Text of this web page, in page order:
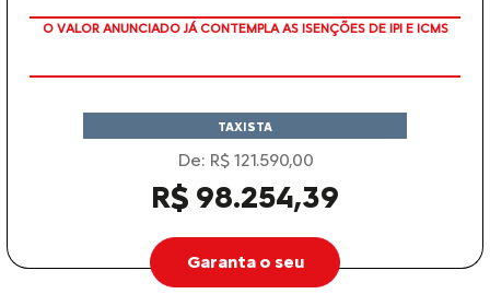
O VALOR ANUNCIADO JÁ CONTEMPLA AS ISENÇÕES DE IPI E ICMS
TAXISTA
De: R$ 121.590,00
R$ 98.254,39
Garanta o seu